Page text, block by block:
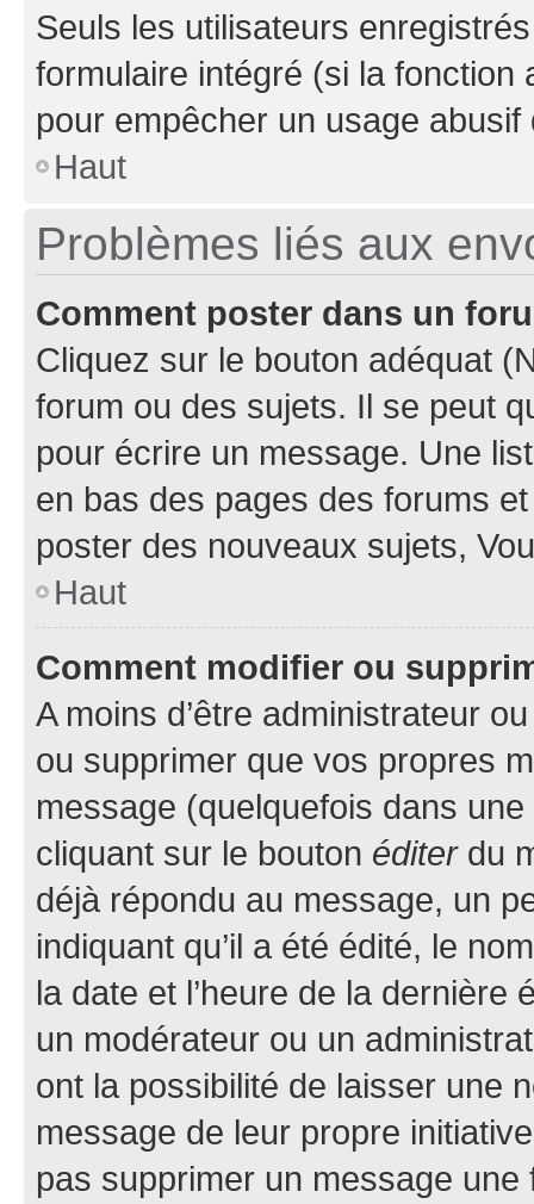
Seuls les utilisateurs
formulaire intégré (si la fonction
pour empêcher un usage
Haut
Problèmes liés aux
Comment poster dans un
Cliquez sur le bouton adéquat
forum ou des sujets. Il se peut
pour écrire un message. Une
en bas des pages des forums
poster des nouveaux sujets,
Haut
Comment modifier ou
A moins d’être administrateur
ou supprimer que vos propres
message (quelquefois dans
cliquant sur le bouton éditerdu
déjà répondu au message, un
indiquant qu’il a été édité, le
la date et l’heure de la dernière
un modérateur ou un
ont la possibilité de laisser une
message de leur propre
pas supprimer un message une